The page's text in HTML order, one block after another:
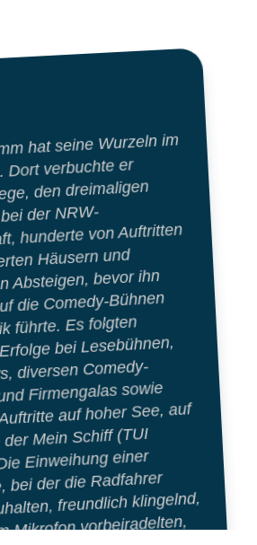
hat seine Wurzeln im
Dort verbuchte er
den dreimaligen
der NRW-
hunderte von Auftritten
Häusern und
Absteigen, bevor ihn
die Comedy-Bühnen
führte. Es folgten
bei Lesebühnen,
diversen Comedy-
Firmengalas sowie
auf hoher See, auf
Mein Schiff (TUI
Einweihung einer
bei der die Radfahrer
freundlich klingelnd,
Mikrofon vorbeiradelten,